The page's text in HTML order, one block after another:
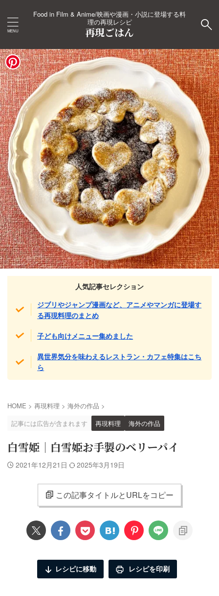
Food in Film & Anime/映画や漫画・小説に登場する料
理の再現レシピ
再現ごはん
人気記事セレクション
ジブリやジャンプ漫画など、アニメやマンガに登場す
る再現料理のまとめ
子ども向けメニュー集めました
異世界気分を味わえるレストラン・カフェ特集はこち
ら
HOME > 再現料理 > 海外の作品 >
記事には広告が含まれます
再現料理 海外の作品
白雪姫｜白雪姫お手製のベリーパイ
2021年12月21日 2025年3月19日
この記事タイトルとURLをコピー
レシピに移動 レシピを印刷